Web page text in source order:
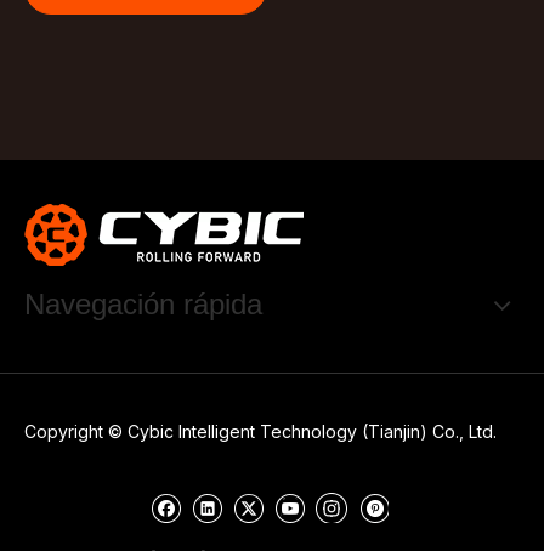
Navegación rápida
Copyright © Cybic Intelligent Technology (Tianjin) Co., Ltd.